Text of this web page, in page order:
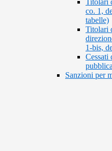
Titolari
co. 1,
tabelle)
Titolari
1-bis,
Cessati
Sanzioni per